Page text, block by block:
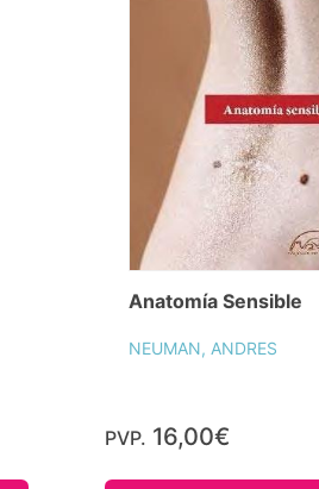
Anatomía Sensible
NEUMAN, ANDRES
PVP. 16,00€